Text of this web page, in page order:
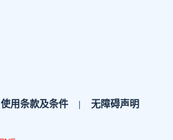
使用条款及条件 无障碍声明